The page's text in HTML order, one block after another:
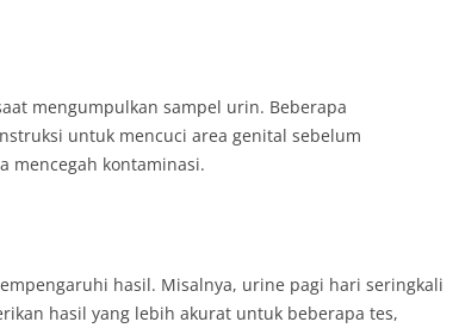
mengumpulkan sampel urin. Beberapa
untuk mencuci area genital sebelum
mencegah kontaminasi.
hasil. Misalnya, urine pagi hari seringkali
hasil yang lebih akurat untuk beberapa tes,